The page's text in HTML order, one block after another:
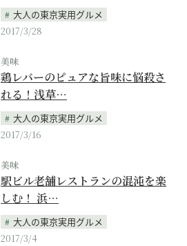
大人の東京実用グルメ
2017/3/28
美味
鶏レバーのピュアな旨味に悩殺さ
れる！浅草…
大人の東京実用グルメ
2017/3/16
美味
駅ビル老舗レストランの混沌を楽
しむ！ 浜…
大人の東京実用グルメ
2017/3/4